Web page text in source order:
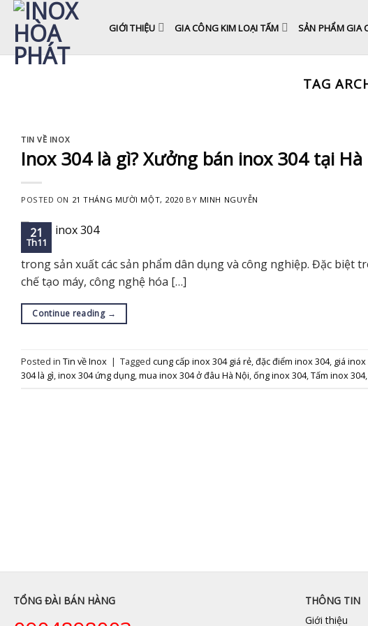
Skip
content
GIỚI THIỆU GIA CÔNG KIM LOẠI TẤM SẢN PHẨM GIA
TAG
TIN VỀ INOX
Inox 304 là gì? Xưởng bán inox 304 tại Hà
POSTED ON 21 THÁNG MƯỜI MỘT, 2020 BY MINH NGUYỄN
21
Th11
trong sản xuất các sản phẩm dân dụng và công nghiệp. Đặc
chế tạo máy, công nghệ hóa […]
Continue reading →
Posted in Tin về Inox | Tagged cung cấp inox 304 giá rẻ,đặc điểm inox 304, giá inox
304 là gì,inox 304 ứng dụng,mua inox 304 ở đâu Hà Nội,ống inox 304,Tấm inox 304,
TỔNG ĐÀI BÁN HÀNG
THÔNG TIN
Giới thiệu